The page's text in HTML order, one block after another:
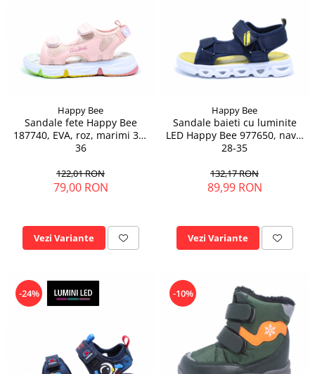
Happy Bee
Sandale fete Happy Bee
187740, EVA, roz, marimi 31-
36
122,01 RON
79,00 RON
Vezi Variante
Happy Bee
Sandale baieti cu luminite
LED Happy Bee 977650, navy,
28-35
132,17 RON
89,99 RON
Vezi Variante
-24% -10%